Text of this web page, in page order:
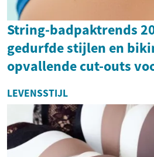
String-badpaktrends
gedurfde stijlen en
opvallende cut-outs
LEVENSSTIJL